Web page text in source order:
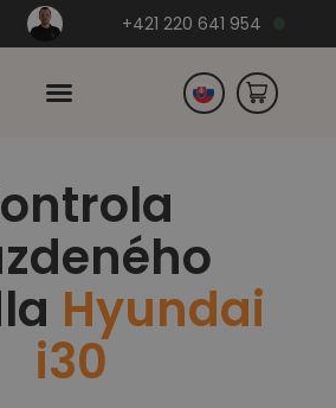
+421 220 641 954
Hyundai
i30